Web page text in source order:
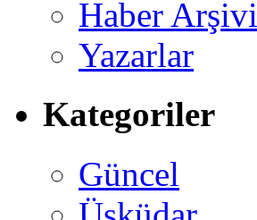
Haber Arşivi
Yazarlar
Kategoriler
Güncel